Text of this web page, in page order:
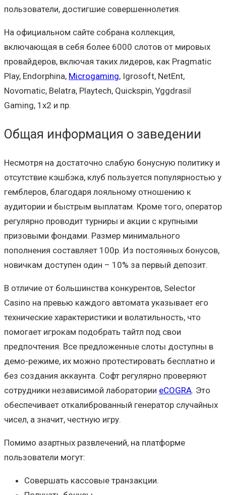
пользователи, достигшие совершеннолетия.
На официальном сайте собрана коллекция,
включающая в себя более 6000 слотов от мировых
провайдеров, включая таких лидеров, как Pragmatic
Play, Endorphina, Microgaming, Igrosoft, NetEnt,
Novomatic, Belatra, Playtech, Quickspin, Yggdrasil
Gaming, 1x2 и пр.
Общая информация о заведении
Несмотря на достаточно слабую бонусную политику и
отсутствие кэшбэка, клуб пользуется популярностью у
гемблеров, благодаря лояльному отношению к
аудитории и быстрым выплатам. Кроме того, оператор
регулярно проводит турниры и акции с крупными
призовыми фондами. Размер минимального
пополнения составляет 100р. Из постоянных бонусов,
новичкам доступен один – 10% за первый депозит.
В отличие от большинства конкурентов, Selector
Casino на превью каждого автомата указывает его
технические характеристики и волатильность, что
помогает игрокам подобрать тайтл под свои
предпочтения. Все предложенные слоты доступны в
демо-режиме, их можно протестировать бесплатно и
без создания аккаунта. Софт регулярно проверяют
сотрудники независимой лаборатории eCOGRA. Это
обеспечивает откалиброванный генератор случайных
чисел, а значит, честную игру.
Помимо азартных развлечений, на платформе
пользователи могут:
Совершать кассовые транзакции.